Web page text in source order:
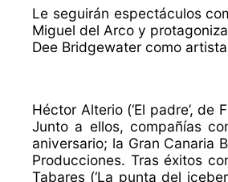
Le seguirán espectáculos
Miguel del Arco y
Dee Bridgewater como
Héctor Alterio (‘El padre’,
Junto a ellos, compañías
aniversario; la Gran Canaria
Producciones. Tras éxitos
Tabares (‘La punta del